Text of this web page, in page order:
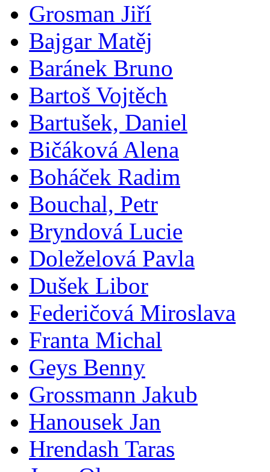
Grosman Jiří
Bajgar Matěj
Baránek Bruno
Bartoš Vojtěch
Bartušek, Daniel
Bičáková Alena
Boháček Radim
Bouchal, Petr
Bryndová Lucie
Doleželová Pavla
Dušek Libor
Federičová Miroslava
Franta Michal
Geys Benny
Grossmann Jakub
Hanousek Jan
Hrendash Taras